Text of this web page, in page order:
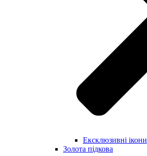
Ексклюзивні ікони
Золота підкова